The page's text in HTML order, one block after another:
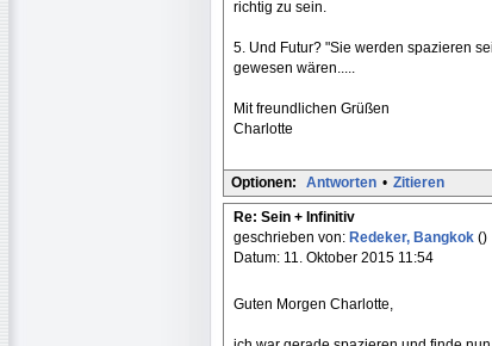
richtig zu sein.
5. Und Futur? "Sie werden spazieren
gewesen wären.....
Mit freundlichen Grüßen
Charlotte
Optionen: Antworten • Zitieren
Re: Sein + Infinitiv
geschrieben von: Redeker, Bangkok ()
Datum: 11. Oktober 2015 11:54
Guten Morgen Charlotte,